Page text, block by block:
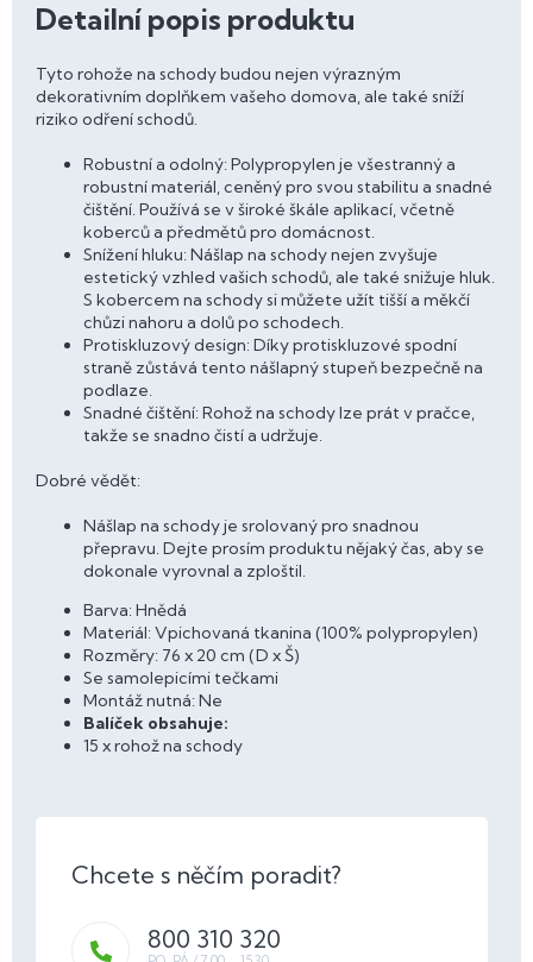
Detailní popis produktu
Tyto rohože na schody budou nejen výrazným
dekorativním doplňkem vašeho domova, ale také sníží
riziko odření schodů.
Robustní a odolný: Polypropylen je všestranný a
robustní materiál, ceněný pro svou stabilitu a snadné
čištění. Používá se v široké škále aplikací, včetně
koberců a předmětů pro domácnost.
Snížení hluku: Nášlap na schody nejen zvyšuje
estetický vzhled vašich schodů, ale také snižuje hluk.
S kobercem na schody si můžete užít tišší a měkčí
chůzi nahoru a dolů po schodech.
Protiskluzový design: Díky protiskluzové spodní
straně zůstává tento nášlapný stupeň bezpečně na
podlaze.
Snadné čištění: Rohož na schody lze prát v pračce,
takže se snadno čistí a udržuje.
Dobré vědět:
Nášlap na schody je srolovaný pro snadnou
přepravu. Dejte prosím produktu nějaký čas, aby se
dokonale vyrovnal a zploštil.
Barva: Hnědá
Materiál: Vpichovaná tkanina (100% polypropylen)
Rozměry: 76 x 20 cm (D x Š)
Se samolepicími tečkami
Montáž nutná: Ne
Balíček obsahuje:
15 x rohož na schody
800 310 320